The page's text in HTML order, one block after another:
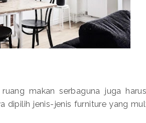
makan serbaguna juga
dipilih jenis-jenis furniture yang